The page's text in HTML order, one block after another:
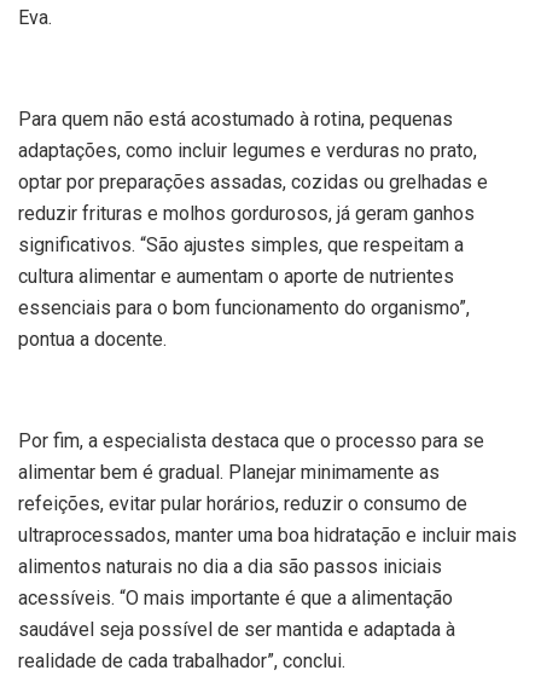
Eva.
Para quem não está acostumado à rotina, pequenas
adaptações, como incluir legumes e verduras no prato,
optar por preparações assadas, cozidas ou grelhadas e
reduzir frituras e molhos gordurosos, já geram ganhos
significativos. “São ajustes simples, que respeitam a
cultura alimentar e aumentam o aporte de nutrientes
essenciais para o bom funcionamento do organismo”,
pontua a docente.
Por fim, a especialista destaca que o processo para se
alimentar bem é gradual. Planejar minimamente as
refeições, evitar pular horários, reduzir o consumo de
ultraprocessados, manter uma boa hidratação e incluir mais
alimentos naturais no dia a dia são passos iniciais
acessíveis. “O mais importante é que a alimentação
saudável seja possível de ser mantida e adaptada à
realidade de cada trabalhador”, conclui.